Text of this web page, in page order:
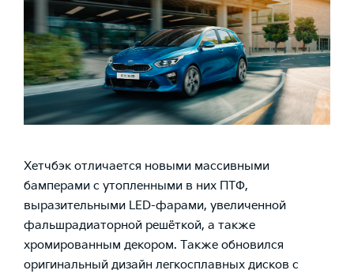
Хетчбэк отличается новыми массивными
бамперами с утопленными в них ПТФ,
выразительными LED-фарами, увеличенной
фальшрадиаторной решёткой, а также
хромированным декором. Также обновился
оригинальный дизайн легкосплавных дисков с